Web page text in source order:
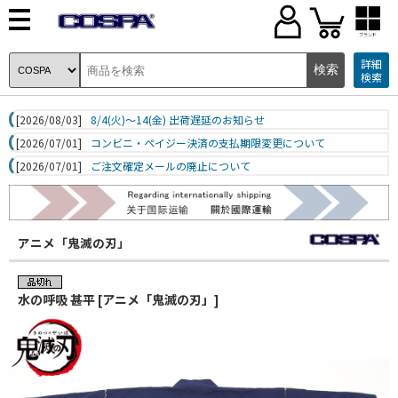
ブランド
詳細
検索
[2026/08/03]
8/4(火)～14(金) 出荷遅延のお知らせ
[2026/07/01]
コンビニ・ペイジー決済の支払期限変更について
[2026/07/01]
ご注文確定メールの廃止について
アニメ「鬼滅の刃」
水の呼吸 甚平 [アニメ「鬼滅の刃」]